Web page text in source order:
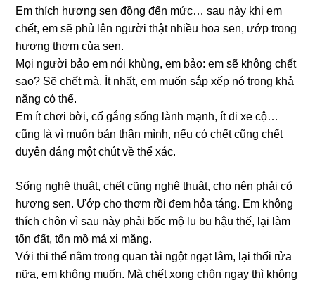
Em thích hương sen đồng đến mức… sau này khi em
chết, em sẽ phủ lên người thật nhiều hoa sen, ướp trong
hương thơm của sen.
Mọi người bảo em nói khùng, em bảo: em sẽ không chết
sao? Sẽ chết mà. Ít nhất, em muốn sắp xếp nó trong khả
năng có thể.
Em ít chơi bời, cố gắng sống lành mạnh, ít đi xe cộ…
cũng là vì muốn bản thân mình, nếu có chết cũng chết
duyên dáng một chút về thể xác.
Sống nghệ thuật, chết cũng nghệ thuật, cho nên phải có
hương sen. Ướp cho thơm rồi đem hỏa táng. Em không
thích chôn vì sau này phải bốc mộ lu bu hậu thế, lại làm
tốn đất, tốn mồ mả xi măng.
Với thi thể nằm trong quan tài ngột ngạt lắm, lại thối rửa
nữa, em không muốn. Mà chết xong chôn ngay thì không